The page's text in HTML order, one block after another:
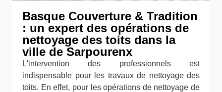
Basque Couverture & Tradition
: un expert des opérations de
nettoyage des toits dans la
ville de Sarpourenx
L'intervention des professionnels est
indispensable pour les travaux de nettoyage des
toits. En effet, pour les opérations de nettoyage de